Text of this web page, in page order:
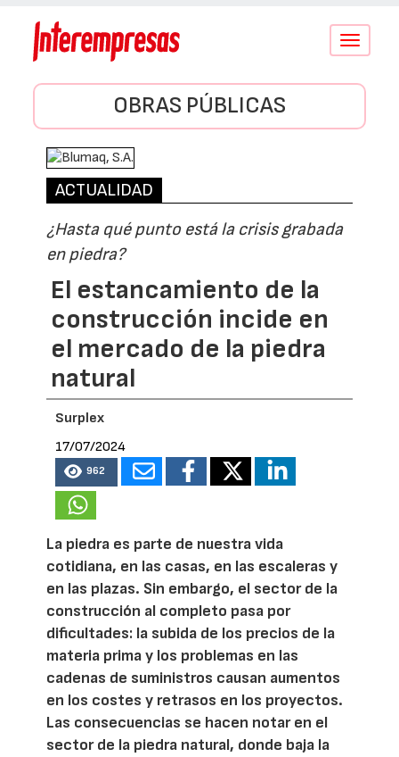
Conmutar
OBRAS PÚBLICAS
ACTUALIDAD
¿Hasta qué punto está la crisis grabada
en piedra?
El estancamiento de la
construcción incide en
el mercado de la piedra
natural
Surplex
17/07/2024
962
La piedra es parte de nuestra vida
cotidiana, en las casas, en las escaleras y
en las plazas. Sin embargo, el sector de la
construcción al completo pasa por
dificultades: la subida de los precios de la
materia prima y los problemas en las
cadenas de suministros causan aumentos
en los costes y retrasos en los proyectos.
Las consecuencias se hacen notar en el
sector de la piedra natural, donde baja la